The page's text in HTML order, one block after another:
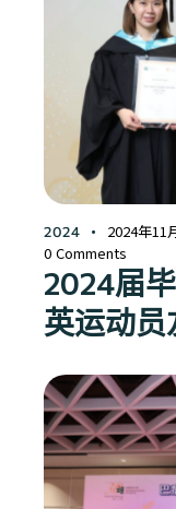
2024 2024年11
0 Comments
2024届
英运动